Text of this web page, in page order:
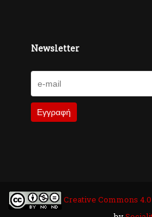
Newsletter
Creative Commons 4.0